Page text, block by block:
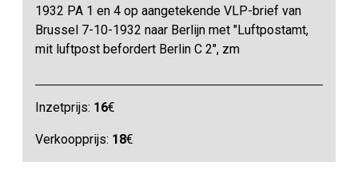
1932 PA 1 en 4 op aangetekende VLP-brief van
Brussel 7-10-1932 naar Berlijn met "Luftpostamt,
mit luftpost befordert Berlin C 2", zm
Inzetprijs: 16€
Verkoopprijs: 18€